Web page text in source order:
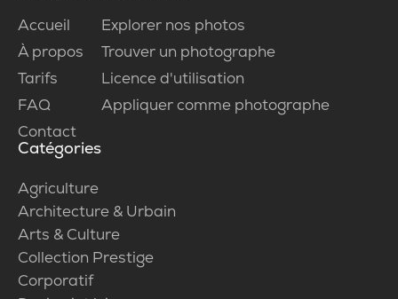
Accueil
À propos
Tarifs
FAQ
Contact
Explorer nos photos
Trouver un photographe
Licence d'utilisation
Appliquer comme photographe
Catégories
Agriculture
Architecture & Urbain
Arts & Culture
Collection Prestige
Corporatif